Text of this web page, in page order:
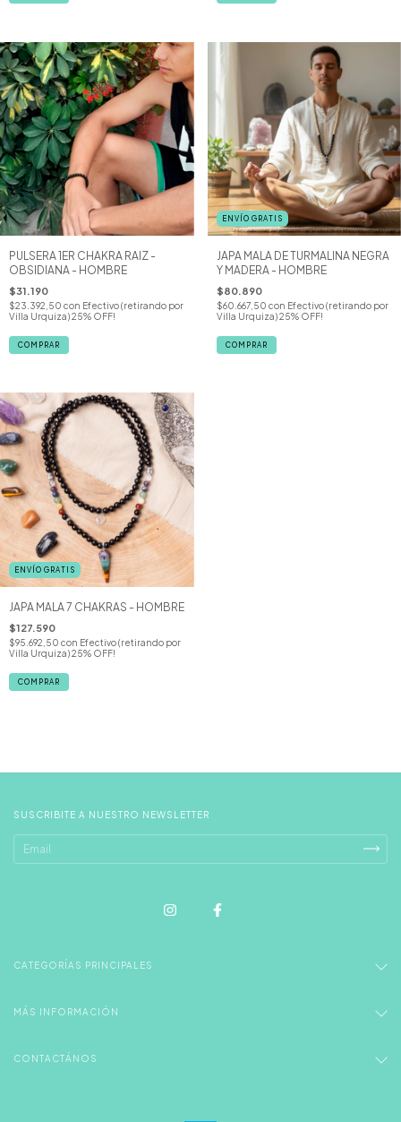
PULSERA 1ER CHAKRA RAIZ -
OBSIDIANA - HOMBRE
$31.190
$23.392,50 con Efectivo (retirando por
Villa Urquiza) 25% OFF!
COMPRAR
ENVÍO GRATIS
JAPA MALA DE TURMALINA NEGRA
Y MADERA - HOMBRE
$80.890
$60.667,50 con Efectivo (retirando por
Villa Urquiza) 25% OFF!
ENVÍO GRATIS
JAPA MALA 7 CHAKRAS - HOMBRE
$127.590
$95.692,50 con Efectivo (retirando por
Villa Urquiza) 25% OFF!
SUSCRIBITE A NUESTRO NEWSLETTER
CATEGORÍAS PRINCIPALES
MÁS INFORMACIÓN
CONTACTÁNOS